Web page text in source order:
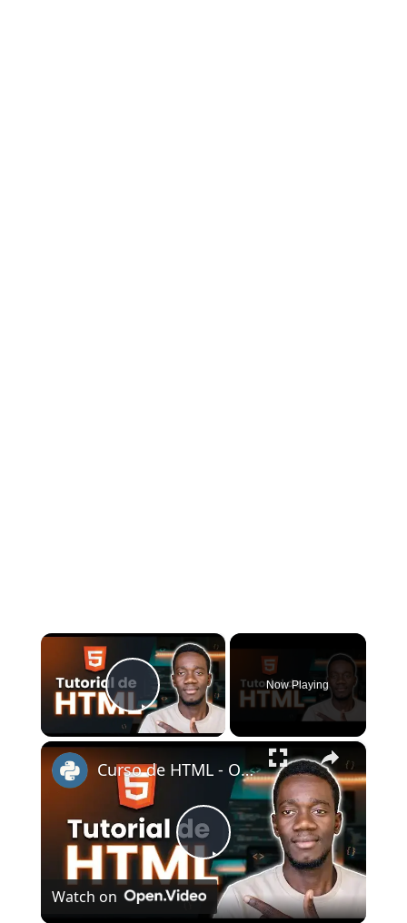
×
Play Video
Now Playing
×
Play
Video
Curso de HTML - O que é HTML? Instalando o VSCODE
Watch on